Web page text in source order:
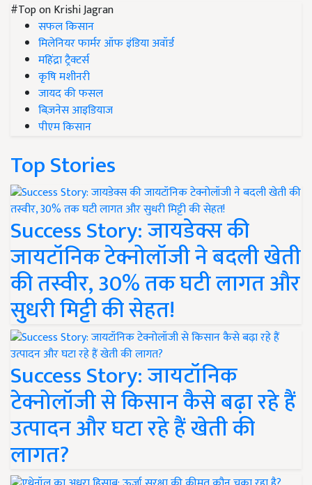
#Top on Krishi Jagran
सफल किसान
मिलेनियर फार्मर ऑफ इंडिया अवॉर्ड
महिंद्रा ट्रैक्टर्स
कृषि मशीनरी
जायद की फसल
बिज़नेस आइडियाज
पीएम किसान
Top Stories
Success Story: जायडेक्स की
जायटॉनिक टेक्नोलॉजी ने बदली खेती
की तस्वीर, 30% तक घटी लागत और
सुधरी मिट्टी की सेहत!
Success Story: जायटॉनिक
टेक्नोलॉजी से किसान कैसे बढ़ा रहे हैं
उत्पादन और घटा रहे हैं खेती की
लागत?